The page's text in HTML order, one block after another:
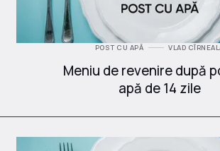
POST CU APĂ VLAD
Meniu de revenire după
apă de 14 zile